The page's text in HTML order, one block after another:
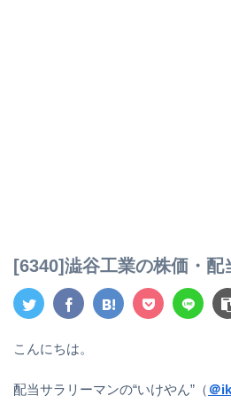
[6340]澁谷工業の株価・配
こんにちは。
配当サラリーマンの“いけやん”（ ＠